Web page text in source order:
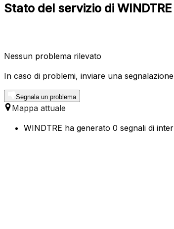
Stato del servizio di
Nessun problema rilevato
In caso di problemi, inviare una
Segnala un problema
Mappa attuale
WINDTRE ha generato 0 segnali di